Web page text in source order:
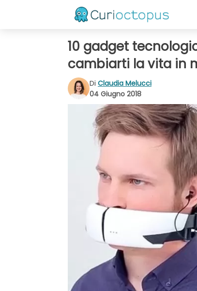
10 gadget
cambiarti la vita in
Di Claudia Melucci
04 Giugno 2018